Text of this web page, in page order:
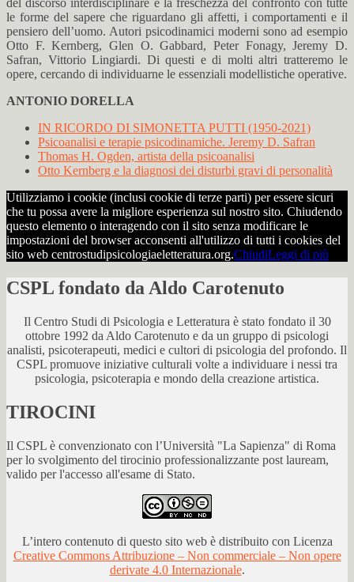
del discorso interdisciplinare e la freschezza del confronto con tutte
le forme del sapere che riguardano gli affetti, i comportamenti e il
pensiero dell’uomo. Autori psicodinamici moderni sono ad esempio
Otto F. Kernberg, Glen O. Gabbard, Peter Fonagy, Jeremy D.
Safran, Vittorio Lingiardi. Di questi e di molti altri tratteremo le
opere, cercando di individuarne le essenziali modellistiche operative.
ANTONIO DORELLA
IN RICORDO DI SIMONETTA PUTTI (1950-2021)
Psicoanalisi e terapie psicodinamiche. Jeremy D. Safran
Thomas H. Ogden, artista della psicoanalisi
Otto Kernberg e la diagnosi dei disturbi gravi di personalità
Utilizziamo i cookie (inclusi cookie di terze parti) per essere sicuri
che tu possa avere la migliore esperienza sul nostro sito. Chiudendo
questo elemento o interagendo con il sito senza modificare le
impostazioni del browser acconsenti all'utilizzo di tutti i cookies del
sito web centrostudipsicologiaeletteratura.org.ChiudiLeggi di più
CSPL fondato da Aldo Carotenuto
Il Centro Studi di Psicologia e Letteratura è stato fondato il 30
ottobre 1992 da Aldo Carotenuto e da un gruppo di psicologi
analisti, psicoterapeuti, medici e cultori di psicologia del profondo. Il
CSPL promuove iniziative culturali volte a individuare i nessi tra
psicologia, psicoterapia e mondo della creazione artistica.
TIROCINI
Il CSPL è convenzionato con l’Università "La Sapienza" di Roma
per lo svolgimento del tirocinio professionalizzante post lauream,
valido per l'accesso all'esame di Stato.
L’intero contenuto di questo sito web è distribuito con Licenza
Creative Commons Attribuzione – Non commerciale – Non opere
derivate 4.0 Internazionale.